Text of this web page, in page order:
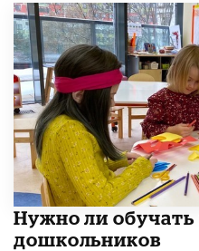
Нужно ли
дошкольников